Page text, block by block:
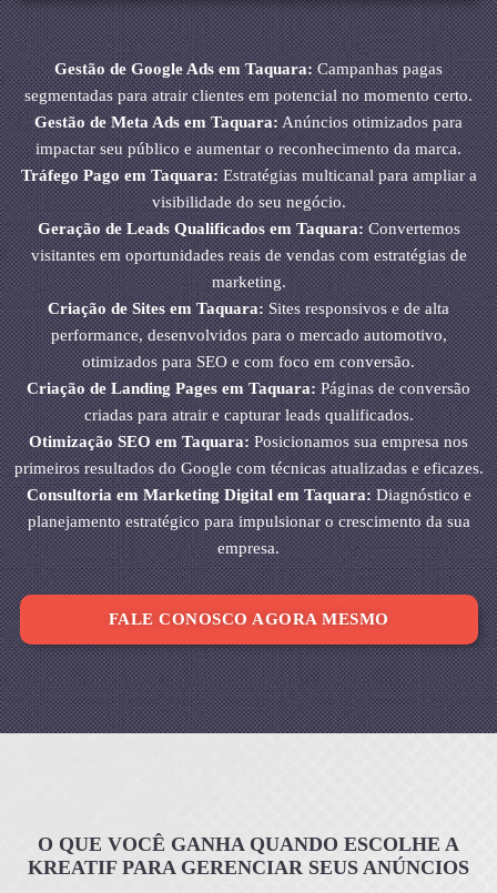
Gestão de Google Ads em Taquara:Campanhas pagas
segmentadas para atrair clientes em potencial no momento certo.
Gestão de Meta Ads em Taquara:Anúncios otimizados para
impactar seu público e aumentar o reconhecimento da marca.
Tráfego Pago em Taquara:Estratégias multicanal para ampliar a
visibilidade do seu negócio.
Geração de Leads Qualificados em Taquara:Convertemos
visitantes em oportunidades reais de vendas com estratégias de
marketing.
Criação de Sites em Taquara:Sites responsivos e de alta
performance, desenvolvidos para o mercado automotivo,
otimizados para SEO e com foco em conversão.
Criação de Landing Pages em Taquara:Páginas de conversão
criadas para atrair e capturar leads qualificados.
Otimização SEO em Taquara:Posicionamos sua empresa nos
primeiros resultados do Google com técnicas atualizadas e eficazes.
Consultoria em Marketing Digital em Taquara:Diagnóstico e
planejamento estratégico para impulsionar o crescimento da sua
empresa.
FALE CONOSCO AGORA MESMO
O QUE VOCÊ GANHA QUANDO ESCOLHE A
KREATIF PARA GERENCIAR SEUS ANÚNCIOS